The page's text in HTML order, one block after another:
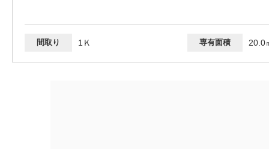
間取り 1Ｋ 専有面積 20.0